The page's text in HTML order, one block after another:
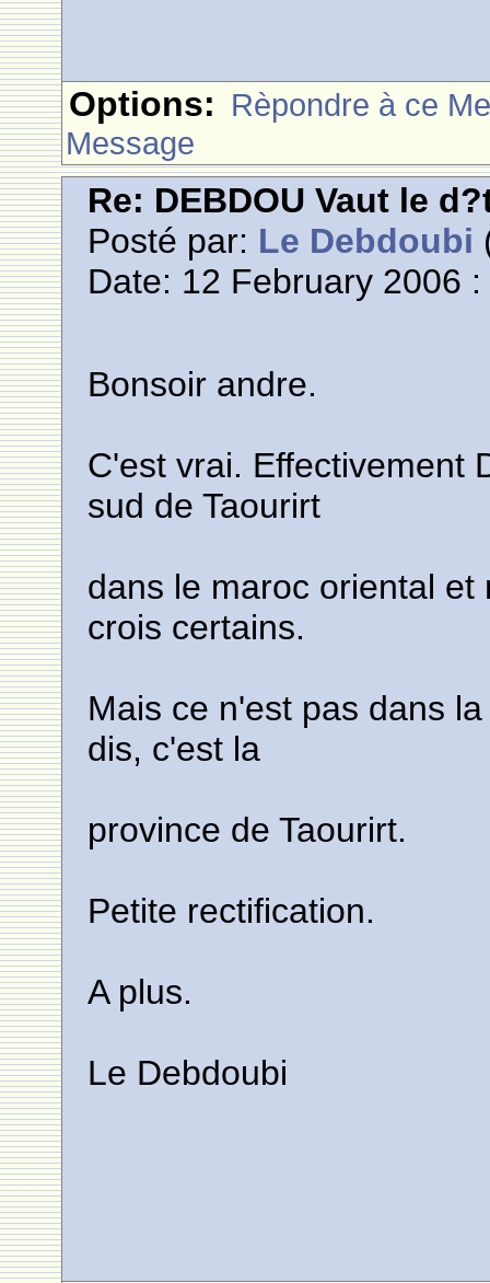
Options: Rèpondre à ce
Message
Re: DEBDOU Vaut le
Posté par: Le Debdoubi
Date: 12 February 2006
Bonsoir andre.
C'est vrai. Effectivement
sud de Taourirt
dans le maroc oriental
crois certains.
Mais ce n'est pas dans
dis, c'est la
province de Taourirt.
Petite rectification.
A plus.
Le Debdoubi